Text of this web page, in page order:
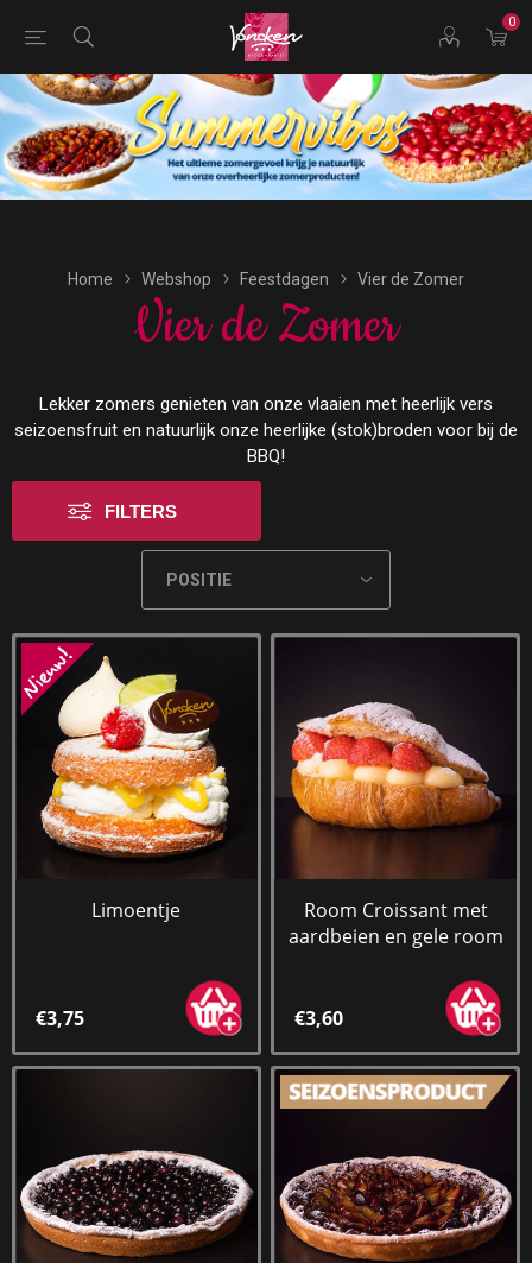
0
Bestellingen voor morgen kunnen vandaag uiterlijk tot
17:00 uur worden geplaatst.
Home Webshop Feestdagen Vier de Zomer
Vier de Zomer
Lekker zomers genieten van onze vlaaien met heerlijk vers
seizoensfruit en natuurlijk onze heerlijke (stok)broden voor bij de
BBQ!
FILTERS
Limoentje
€3,75
Room Croissant met
aardbeien en gele room
€3,60